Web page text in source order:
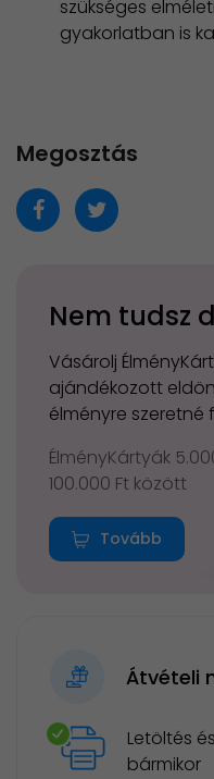
szükséges
gyakorlatban is
Megosztás
Nem tudsz
Vásárolj
ajándékozott
élményre szeretné
ÉlményKártyák
100.000 Ft között
Tovább
Átvételi
Letöltés
bármikor